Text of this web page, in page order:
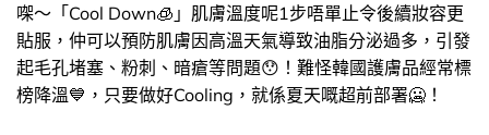
㗎～「Cool Down🧊​」肌膚溫度呢1步唔單止令後續妝容更
貼服，仲可以預防肌膚因高溫天氣導致油脂分泌過多，引發
起毛孔堵塞、粉刺、暗瘡等問題​😯！難怪韓國護膚品經常標
榜降溫​💙​，只要做好Cooling，就係夏天嘅超前部署🥶​​！